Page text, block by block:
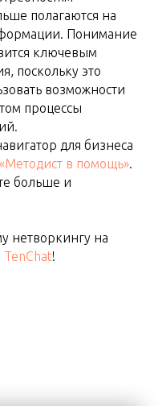
полагаются на
Понимание
ключевым
поскольку это
возможности
процессы
для бизнеса
в помощь».
больше и
нетворкингу на
TenChat!